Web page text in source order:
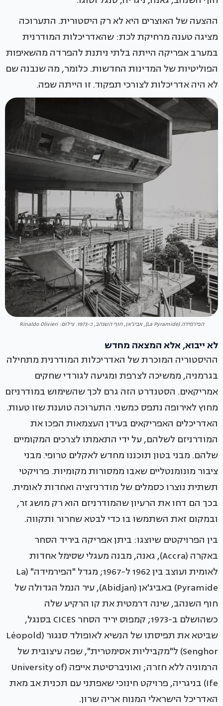
ההצעה של האוצרים היא לא רק היסטורית. התערוכה
מציגה טענה מרחיקת לכת: שהאדריכלות המודרנית
במערב אפריקה הייתה בלתי ניתנת להפרדה מהשאיפות
הפוליטיות של המדינות החדשות. כלומר, מה שנבנה שם
לא היה אדריכלות לצורכי תפקוד. זו הייתה שפה.
הפירמידה (La Pyramide), אביג'אן, חוף השנהב, כ-1973. צילום: Rinaldo Olivieri
לא ייבוא, אלא המצאה מחדש
ההיסטוריה המוכרת של האדריכלות המודרנית מתחילה
בגרמניה, ממשיכה לצרפת ומגיעה לגורדי שחקים
אמריקאים. הסטנדרט הזה גרם לכך שהשימוש במודרניזם
מחוץ לאירופה נתפס כמשני. התערוכה טוענת שזו טעות.
האדריכלים האפריקאים בעידן העצמאות הפכו את
המודרניזם לשלהם, על ידי התאמתו לצרכים המקומיים
שלהם. מבני בטון תוכננו מחדש לאקלים טרופי. מבני
ציבור מונומנטליים שאבו ממסורות מקומיות. פרויקטי
תשתית נוצרו כסמלים של מודרניזציה ואחדות לאומית.
בכך הם דחו את הרעיון שהמודרניזם הוא רק מושג זר,
ובמקום זאת השתמשו בו כדי לבטא שחרור ותקווה.
בין הפרויקטים שיוצגו: ביתן אפריקה ביריד הסחר
באקרה (Accra), גאנה, מבנה מעגלי שסימל אחדות
לאומית ועוצב בין 1962 ל-1967; מגדל "הפירמידה" (La
Pyramide) באביג'אן (Abidjan), עיר הנמל הגדולה של
חוף השנהב, שינה דרמטית את קו הרקיע שלה
כשהושלם ב-1973; קמפוס יריד הסחר CICES בסנגל,
שביטא את תפיסתו של הנשיא לאופולד סנגור (Léopold
Senghor) ל"מקביליות אסימטרית", שפה עיצובית של
הרמוניה ללא חזרה; ואוניברסיטת אייפה (University of
Ife) בניגריה, פרויקט חינוכי שאפתני עם תכנית אב מאת
האדריכל הישראלי המנוח אריה שרון.